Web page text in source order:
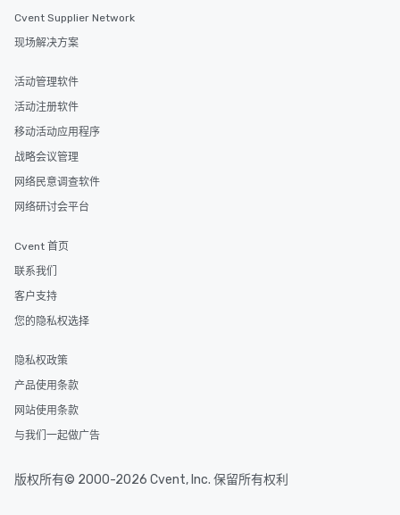
Cvent Supplier Network
现场解决方案
活动管理软件
活动注册软件
移动活动应用程序
战略会议管理
网络民意调查软件
网络研讨会平台
Cvent 首页
联系我们
客户支持
您的隐私权选择
隐私权政策
产品使用条款
网站使用条款
与我们一起做广告
版权所有© 2000-2026 Cvent, Inc. 保留所有权利